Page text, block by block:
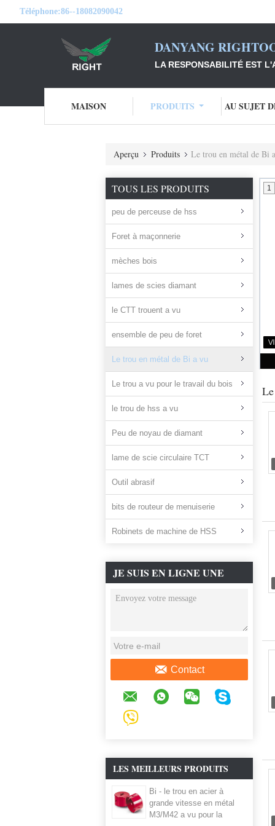
Téléphone:86--18082090042
DANYANG
LA RESPONSABILITÉ EST
MAISON PRODUITS AU SUJET
Aperçu Produits Le trou en métal de Bi
TOUS LES PRODUITS
peu de perceuse de hss
Foret à maçonnerie
mèches bois
lames de scies diamant
le CTT trouent a vu
ensemble de peu de foret
Le trou en métal de Bi a vu
Le trou a vu pour le travail du bois
le trou de hss a vu
Peu de noyau de diamant
lame de scie circulaire TCT
Outil abrasif
bits de routeur de menuiserie
Robinets de machine de HSS
JE SUIS EN LIGNE UNE
DISCUSSION EN LIGNE
Contact
LES MEILLEURS PRODUITS
Bi - le trou en acier à
grande vitesse en métal
M3/M42 a vu pour la
1